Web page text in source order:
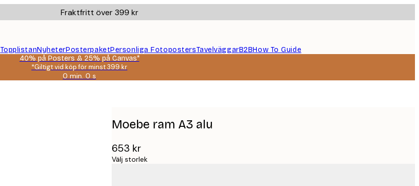
Fraktfritt över 399 kr
TopplistanNyheterPosterpaketPersonliga FotopostersTavelväggarB2BHow To Guide
40% på Posters & 25% på Canvas*
*Giltigt vid köp för minst 399 kr
0 min. 0 s
Giltig
Moebe ram A3 alu
653 kr
Välj storlek